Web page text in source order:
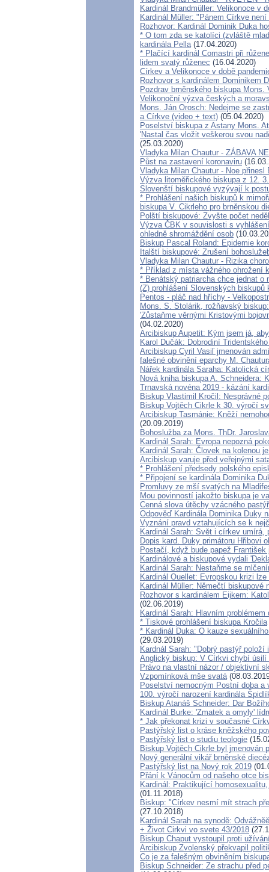
Kardinál Brandmüller: Velikonoce v
Kardinál Müller: "Pánem Církve
Rozhovor: Kardinál Dominik Duka
* O tom zda se katolíci (zvláště
kardinála Pella(17.04.2020)
* Plačící kardinál Comastri při
lidem svatý růženec (16.04.2020)
Církev a Velikonoce v době
Rozhovor s kardinálem Dominikem
Pozdrav brněnského biskupa
Velikonoční výzva českých a
Mons. Ján Orosch: Nedejme se
a Církve (video + text) (05.04.2020)
Poselství biskupa z Astany Mons.
'Nastal čas vložit veškerou svou
(25.03.2020)
Vladyka Milan Chautur - ZÁBAVA
Půst na zastavení koronaviru
Vladyka Milan Chautur - Noe
Výzva litoměřického biskupa z 12.
Slovenští biskupové vyzývají k
* Prohlášení našich biskupů k
biskupa V. Cikrleho pro brněnskou
Polští biskupové: Zvyšte počet
Výzva ČBK v souvislosti s
ohledně shromáždění osob
Biskup Pascal Roland: Epidemie
Italští biskupové: Zrušení
Vladyka Milan Chautur - Rizika
* Příklad z místa vážného ohrožení
* Benátský patriarcha chce jednat o
(Z) prohlášení Slovenských biskupů
Pentos - pláč nad hříchy -
Mons. S. Stolárik, rožňavský
'Zůstaňme věrnými Kristovými
(04.02.2020)
Arcibiskup Aupetit: Kým jsem já,
Karol Dučák: Dobrodiní
Arcibiskup Cyril Vasiľ jmenován
falešné obvinění eparchy M.
Nářek kardinála Saraha: Katolická
Nová kniha biskupa A. Schneidera:
Trnavská novéna 2019 - kázání
Biskup Vlastimil Kročil: Nesprávné
Biskup Vojtěch Cikrle k 30. výročí
Arcibiskup Tasmánie: Kněží
(20.09.2019)
Bohoslužba za Mons. ThDr.
Kardinál Sarah: Evropa nepozná
Kardinál Sarah: Človek na kolenou
Arcibiskup varuje před veřejnými
* Prohlášení předsedy polského
* Připojení se kardinála Dominika
Promluvy ze mší svatých na
Mou povinností jakožto biskupa je
Cenná slova útěchy vzácného
Odpověď Kardinála Dominika Duky
Vyznání pravd vztahujících se k
Kardinál Sarah: Svět i církev
Dopis kard. Duky primátoru Hřibovi
Postačí, když bude papež František
Kardinálové a biskupové vydali
Kardinál Sarah: Nestaňme se
Kardinál Ouellet: Evropskou krizi
Kardinál Müller: Němečtí biskupové
Rozhovor s kardinálem Eijkem:
(02.06.2019)
Kardinál Sarah: Hlavním
* Tiskové prohlášení biskupa Kročila
* Kardinál Duka: O kauze
(29.03.2019)
Kardnál Sarah: "Dobrý pastýř
Anglický biskup: V Církvi chybí úsilí
Právo na vlastní názor / objektivní
Vzpomínková mše svatá
Poselství nemocným Postní doba a
100. výročí narození kardinála
Biskup Atanáš Schneider: Dar
Kardinál Burke: 'Zmatek a omyly'
* Jak překonat krizi v současné
Pastýřský list o kráse kněžského
Pastýřský list o studiu teologie
Biskup Vojtěch Cikrle byl jmenován
Nový generální vikář brněnské
Pastýřský list na Nový rok 2019
Přání k Vánocům od našeho otce
Kardinál: Praktikující
(01.11.2018)
Biskup: "Církev nesmí mít strach
(27.10.2018)
Kardinál Sarah na synodě:
+ Život Cirkvi vo svete 43/2018
Biskup Chaput vystoupil proti
Arcibiskup Zvolenský překvapil
Co je za falešným obviněním
Biskup Schneider: Ze strachu před